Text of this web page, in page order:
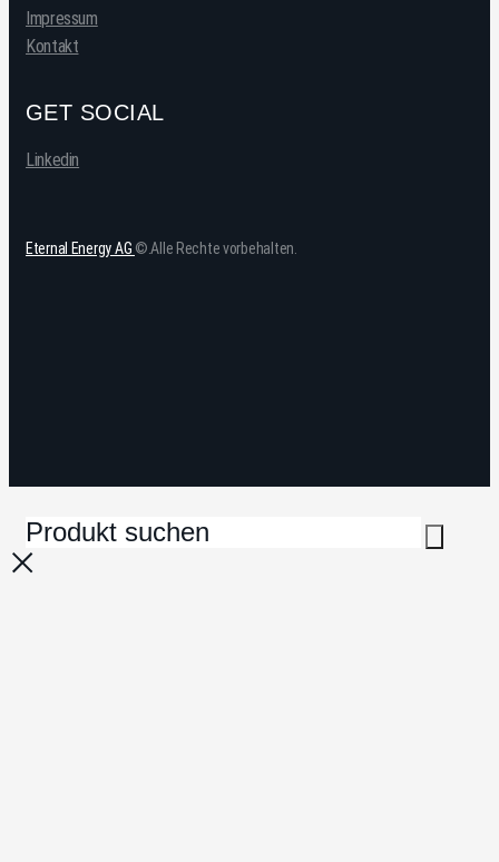
Impressum
Kontakt
GET SOCIAL
Linkedin
Eternal Energy AG ©.Alle Rechte vorbehalten.